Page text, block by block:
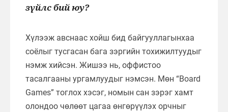
зүйлс бий юу?
Хүлээж авснаас хойш бид байгууллагынхаа
соёлыг тусгасан бага зэргийн тохижилтуудыг
нэмж хийсэн. Жишээ нь, оффистоо
тасалгааны ургамлуудыг нэмсэн. Мөн “Board
Games” тоглох хэсэг, номын сан зэрэг хамт
олондоо чөлөөт цагаа өнгөрүүлэх орчныг